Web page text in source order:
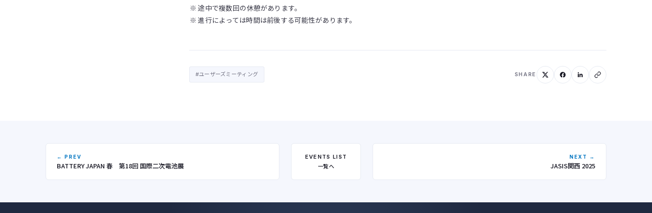
※ 途中で複数回の休憩があります。
※ 進行によっては時間は前後する可能性があります。
#ユーザーズミーティング SHARE
← PREV
BATTERY JAPAN 春 第18回 国際二次電池展
EVENTS LIST
一覧へ
NEXT →
JASIS関西 2025